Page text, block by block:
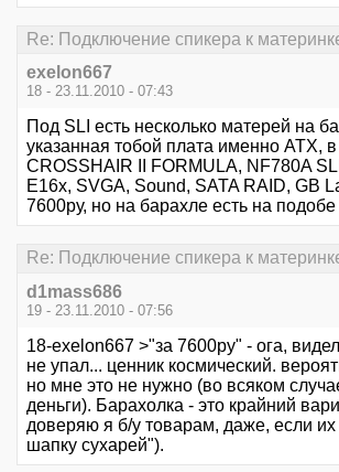
Re: Подключение спикера к
exelon667
18 - 23.11.2010 - 07:43
Под SLI есть несколько матерей на
указанная тобой плата именно ATX,
CROSSHAIR II FORMULA, NF780A
E16x, SVGA, Sound, SATA RAID, GB
7600ру, но на барахле есть на
Re: Подключение спикера к
d1mass686
19 - 23.11.2010 - 07:56
18-exelon667 >"за 7600ру" - ога,
не упал... ценник космический.
но мне это не нужно (во всяком
деньги). Барахолка - это крайний
доверяю я б/у товарам, даже, если их
шапку сухарей").